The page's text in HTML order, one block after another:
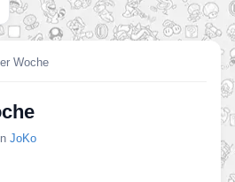
Woche
JoKo